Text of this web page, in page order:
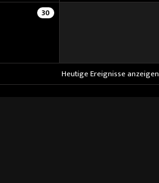
30
Heutige Ereignisse anzeigen